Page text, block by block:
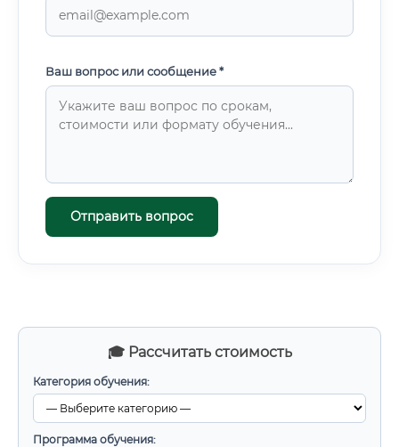
🎓 Рассчитать стоимость
Категория обучения:
Программа обучения:
Ваш вопрос или сообщение *
Отправить вопрос